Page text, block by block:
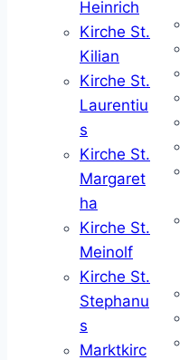
Heinrich
Kirche St.
Kilian
Kirche St.
Laurentiu
s
Kirche St.
Margaret
ha
Kirche St.
Meinolf
Kirche St.
Stephanu
s
Marktkirc